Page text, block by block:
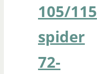
105/115
spider
72-